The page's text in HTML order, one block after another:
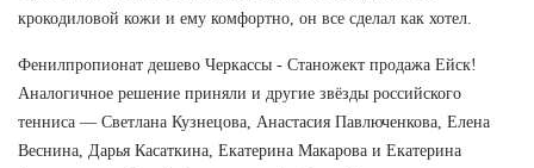
крокодиловой кожи и ему комфортно, он все сделал как хотел.
Фенилпропионат дешево Черкассы - Станожект продажа Ейск!
Аналогичное решение приняли и другие звёзды российского
тенниса — Светлана Кузнецова, Анастасия Павлюченкова, Елена
Веснина, Дарья Касаткина, Екатерина Макарова и Екатерина